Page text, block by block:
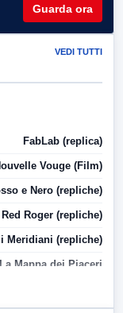
Guarda ora
VEDI TUTTI
FabLab (replica)
Vouge (Film)
e Nero (repliche)
Roger (repliche)
Meridiani (repliche)
La Mappa dei Piaceri